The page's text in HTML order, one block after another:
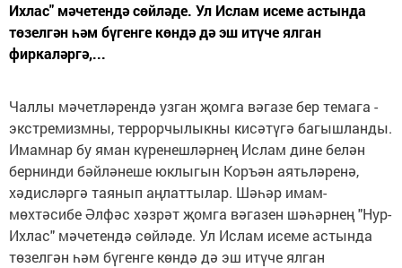
Ихлас" мәчетендә сөйләде. Ул Ислам исеме астында
төзелгән һәм бүгенге көндә дә эш итүче ялган
фиркаләргә,...
Чаллы мәчетләрендә узган җомга вәгазе бер темага -
экстремизмны, террорчылыкны кисәтүгә багышланды.
Имамнар бу яман күренешләрнең Ислам дине белән
бернинди бәйләнеше юклыгын Коръән аятьләренә,
хәдисләргә таянып аңлаттылар. Шәһәр имам-
мөхтәсибе Әлфәс хәзрәт җомга вәгазен шәһәрнең "Нур-
Ихлас" мәчетендә сөйләде. Ул Ислам исеме астында
төзелгән һәм бүгенге көндә дә эш итүче ялган